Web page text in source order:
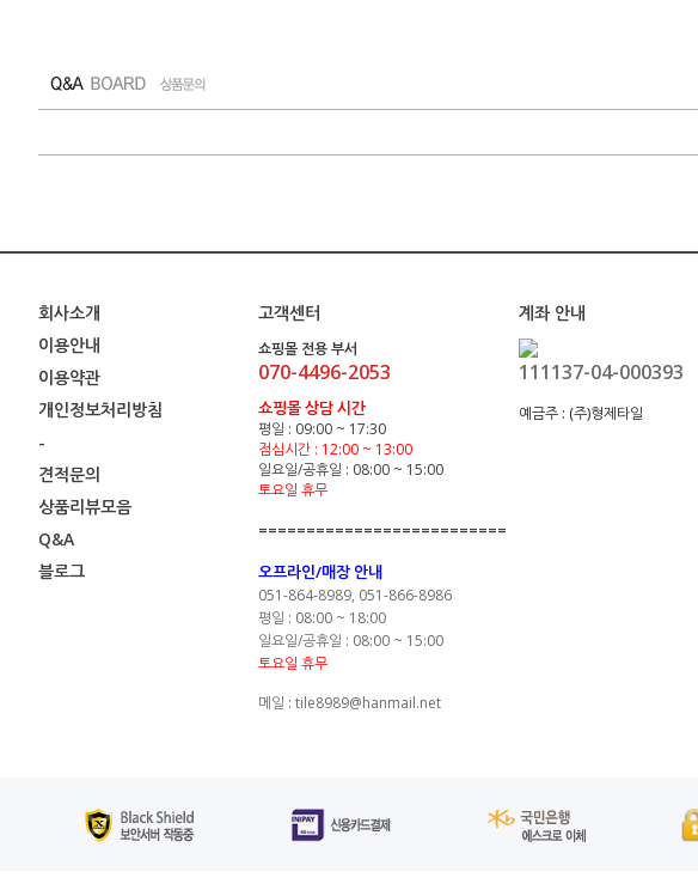
회사소개
이용안내
이용약관
개인정보처리방침
-
견적문의
상품리뷰모음
Q&A
블로그
고객센터
쇼핑몰 전용 부서
070-4496-2053
쇼핑몰 상담 시간
평일 : 09:00 ~ 17:30
점심시간 : 12:00 ~ 13:00
일요일/공휴일 : 08:00 ~ 15:00
토요일 휴무
==========================
오프라인/매장 안내
051-864-8989, 051-866-8986
평일 : 08:00 ~ 18:00
일요일/공휴일 : 08:00 ~ 15:00
토요일 휴무
메일 : tile8989@hanmail.net
계좌 안내
111137-04-000393
예금주 : (주)형제타일